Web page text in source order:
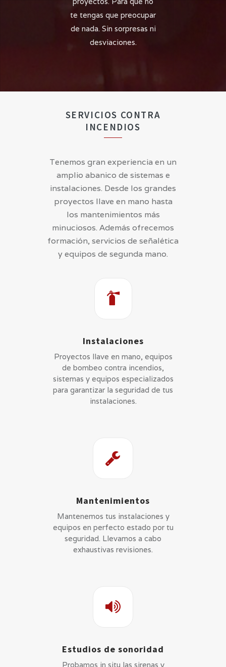
te tengas que preocupar
de nada. Sin sorpresas ni
desviaciones.
SERVICIOS CONTRA
INCENDIOS
Tenemos gran experiencia en un
amplio abanico de sistemas e
instalaciones. Desde los grandes
proyectos llave en mano hasta
los mantenimientos más
minuciosos. Además ofrecemos
formación, servicios de señalética
y equipos de segunda mano.
Instalaciones
Proyectos llave en mano, equipos
de bombeo contra incendios,
sistemas y equipos especializados
para garantizar la seguridad de tus
instalaciones.
Mantenimientos
Mantenemos tus instalaciones y
equipos en perfecto estado por tu
seguridad. Llevamos a cabo
exhaustivas revisiones.
Estudios de sonoridad
Probamos in situ las sirenas y